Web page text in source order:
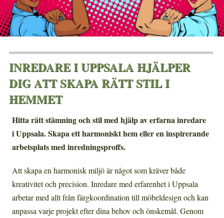
INREDARE I UPPSALA HJÄLPER
DIG ATT SKAPA RÄTT STIL I
HEMMET
Hitta rätt stämning och stil med hjälp av erfarna inredare
i Uppsala. Skapa ett harmoniskt hem eller en inspirerande
arbetsplats med inredningsproffs.
Att skapa en harmonisk miljö är något som kräver både
kreativitet och precision. Inredare med erfarenhet i Uppsala
arbetar med allt från färgkoordination till möbeldesign och kan
anpassa varje projekt efter dina behov och önskemål. Genom